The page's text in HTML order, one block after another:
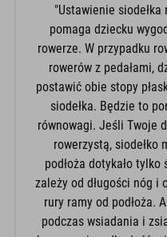
"Ustawienie
pomaga dziecku
rowerze. W przypadku
rowerów z pedałami,
postawić obie stopy
siodełka. Będzie to
równowagi. Jeśli Twoje
rowerzystą, siodełko
podłoża dotykało
zależy od długości nóg i
rury ramy od podłoża.
podczas wsiadania i